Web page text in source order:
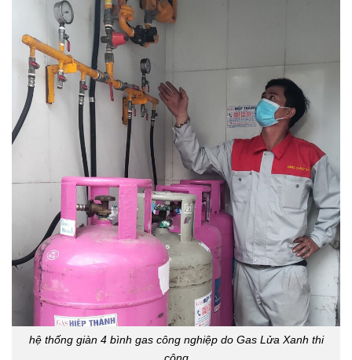
hệ thống giàn 4 bình gas công nghiệp do Gas Lửa Xanh thi